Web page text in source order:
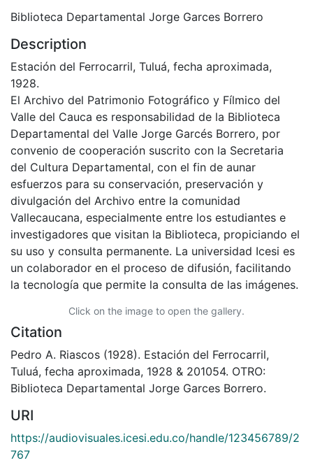
Biblioteca Departamental Jorge Garces Borrero
Description
Estación del Ferrocarril, Tuluá, fecha aproximada,
1928.
El Archivo del Patrimonio Fotográfico y Fílmico del
Valle del Cauca es responsabilidad de la Biblioteca
Departamental del Valle Jorge Garcés Borrero, por
convenio de cooperación suscrito con la Secretaria
del Cultura Departamental, con el fin de aunar
esfuerzos para su conservación, preservación y
divulgación del Archivo entre la comunidad
Vallecaucana, especialmente entre los estudiantes e
investigadores que visitan la Biblioteca, propiciando el
su uso y consulta permanente. La universidad Icesi es
un colaborador en el proceso de difusión, facilitando
la tecnología que permite la consulta de las imágenes.
Click on the image to open the gallery.
Citation
Pedro A. Riascos (1928). Estación del Ferrocarril,
Tuluá, fecha aproximada, 1928 & 201054. OTRO:
Biblioteca Departamental Jorge Garces Borrero.
URI
https://audiovisuales.icesi.edu.co/handle/123456789/2
767